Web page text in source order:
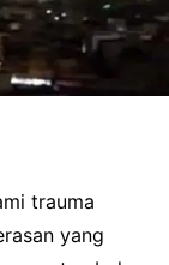
trauma
yang